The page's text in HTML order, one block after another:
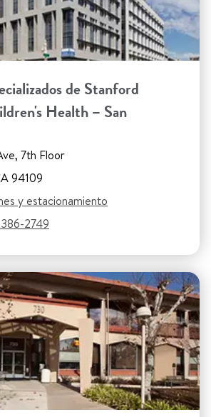
de Stanford
Health – San
7th Floor
94109
y estacionamiento
2749